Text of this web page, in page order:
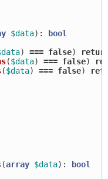
$data):
bool
) === false)
($data) === false)
($data) === false)
(array $data):
bool